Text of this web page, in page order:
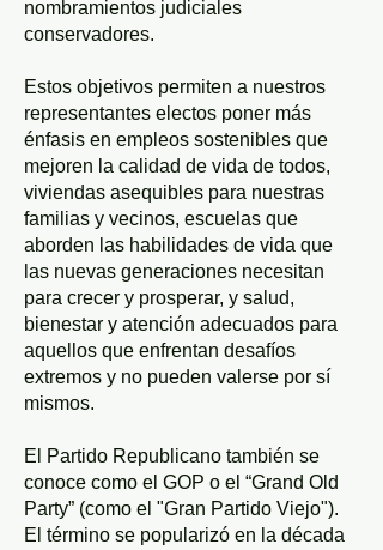
nombramientos judiciales
conservadores.
Estos objetivos permiten a nuestros
representantes electos poner más
énfasis en empleos sostenibles que
mejoren la calidad de vida de todos,
viviendas asequibles para nuestras
familias y vecinos, escuelas que
aborden las habilidades de vida que
las nuevas generaciones necesitan
para crecer y prosperar, y salud,
bienestar y atención adecuados para
aquellos que enfrentan desafíos
extremos y no pueden valerse por sí
mismos.
El Partido Republicano también se
conoce como el GOP o el “Grand Old
Party” (como el "Gran Partido Viejo").
El término se popularizó en la década